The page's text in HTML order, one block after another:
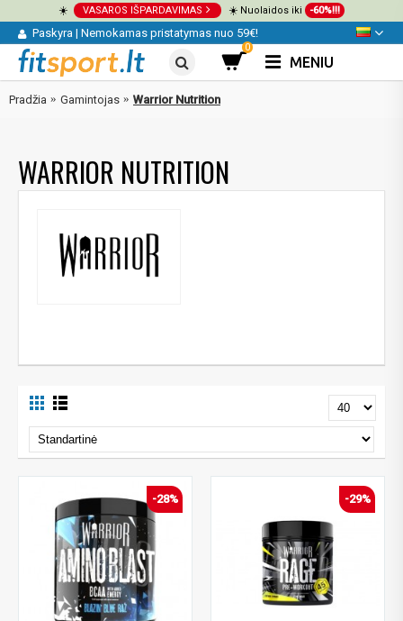
☀️ VASAROS IŠPARDAVIMAS ☀️ Nuolaidos iki -60%!!!
Paskyra | Nemokamas pristatymas nuo 59€!
0
MENIU
Pradžia Gamintojas Warrior Nutrition
WARRIOR NUTRITION
-28% -29%